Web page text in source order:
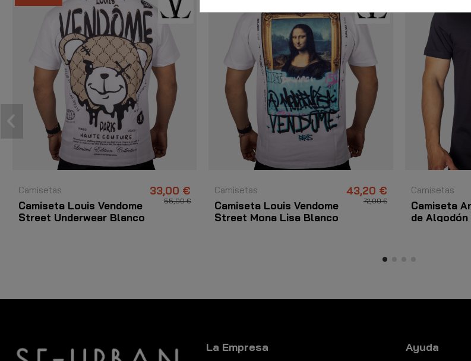
Camisetas
Camiseta Louis Vendome
Street Underwear Blanco
33,00 €
55,00 €
Camisetas
Camiseta Louis Vendome
Street Mona Lisa Blanco
43,20 €
72,00 €
Camisetas
Camiseta
de Algodón
La Empresa Ayuda